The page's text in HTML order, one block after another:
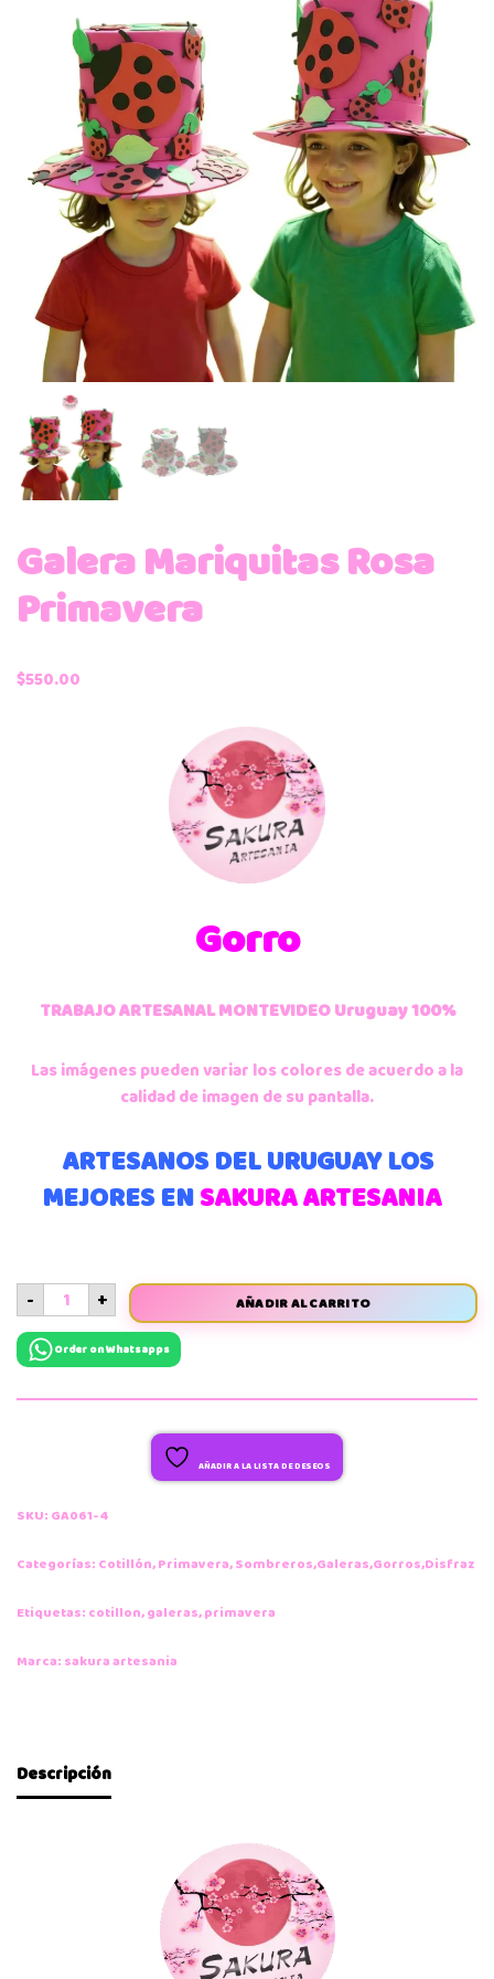
Galera Mariquitas Rosa
Primavera
$550.00
Gorro
TRABAJO ARTESANAL MONTEVIDEO Uruguay 100%
Las imágenes pueden variar los colores de acuerdo a la
calidad de imagen de su pantalla.
ARTESANOS DEL URUGUAY LOS
MEJORES ENSAKURA ARTESANIA
- + AÑADIR AL CARRITO
Order on Whatsapps
AÑADIR A LA LISTA DE DESEOS
SKU: GA061-4
Categorías: Cotillón,Primavera,Sombreros,Galeras,Gorros,Disfraz
Etiquetas: cotillon,galeras,primavera
Marca: sakura artesania
Descripción